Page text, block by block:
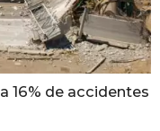
16% de accidentes